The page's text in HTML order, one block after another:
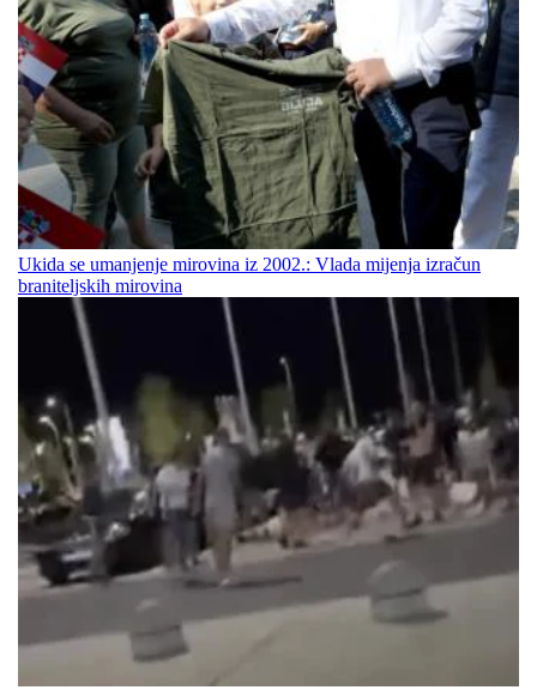
Ukida se umanjenje mirovina iz 2002.: Vlada mijenja izračun
braniteljskih mirovina